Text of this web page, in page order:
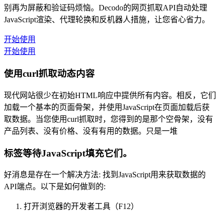
别再为屏蔽和验证码烦恼。Decodo的网页抓取API自动处理
JavaScript渲染、代理轮换和反机器人措施，让您省心省力。
开始使用
开始使用
使用curl抓取动态内容
现代网站很少在初始HTML响应中提供所有内容。相反，它们
加载一个基本的页面骨架，并使用JavaScript在页面加载后获
取数据。当您使用curl抓取时，您得到的是那个空骨架，没有
产品列表、没有价格、没有有用的数据。只是一堆
标签等待JavaScript填充它们。
好消息是存在一个解决方法: 找到JavaScript用来获取数据的
API端点。以下是如何做到的:
打开浏览器的开发者工具（F12）